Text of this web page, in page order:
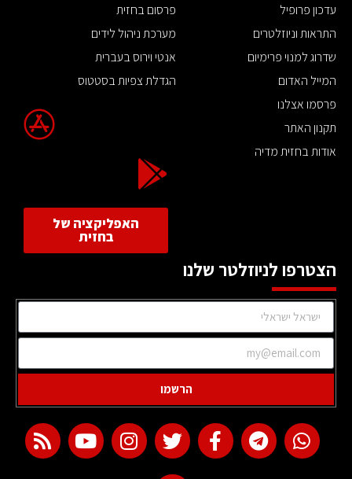
עדכון פרופיל
התראות וניוזלטרים
שדרוג למנוי פרימיום
המייל האדום
פרסמו אצלנו
תקנון האתר
אודות בחזית מדיה
פרסום בחזית
מערכת ניהול לידים
אנטי וירוס בעברית
הגדלת צפיות בסטטוס
האפליקציה של
בחזית
הצטרפו לניוזלטר שלנו
הרשמו